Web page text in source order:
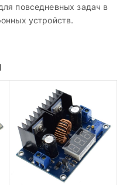
повседневных задач в
устройств.